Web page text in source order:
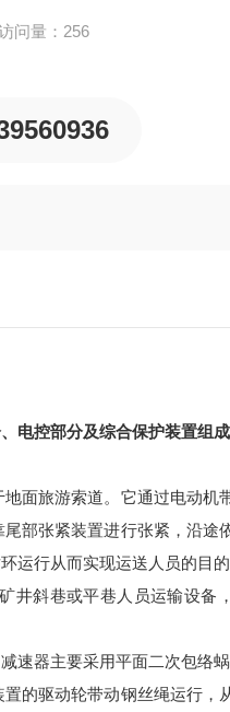
问量：256
电控部分及综合保护装置组成
面旅游索道。它通过电动机
部张紧装置进行张紧，沿途
运行从而实现运送人员的目的
斜巷或平巷人员运输设备
速器主要采用平面二次包络
的驱动轮带动钢丝绳运行，